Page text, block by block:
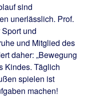
sind
unerlässlich. Prof.
und
und Mitglied des
daher: „Bewegung
Kindes. Täglich
spielen ist
machen!